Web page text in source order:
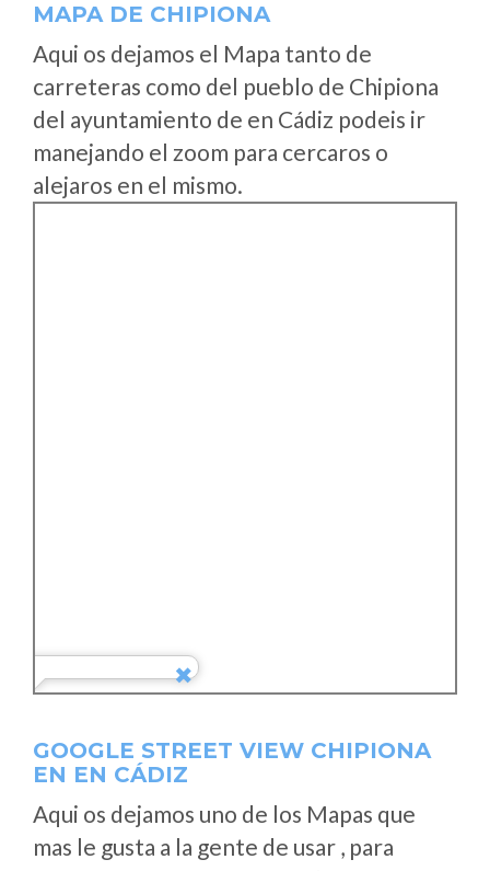
MAPA DE CHIPIONA
Aqui os dejamos el Mapa tanto de
carreteras como del pueblo de Chipiona
del ayuntamiento de en Cádiz podeis ir
manejando el zoom para cercaros o
alejaros en el mismo.
GOOGLE STREET VIEW CHIPIONA
EN EN CÁDIZ
Aqui os dejamos uno de los Mapas que
mas le gusta a la gente de usar , para